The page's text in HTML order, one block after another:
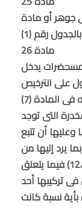
جوهر أو مادة
مادة 26
مسحضرات يدخل
على الترخيص
التى توجد
أن تتبع
يتعلق بما يرد إليها من
الجواهر المخدرة وأحكام المواد (11، 12،13) فيما يتعلق
تركيبها أحد